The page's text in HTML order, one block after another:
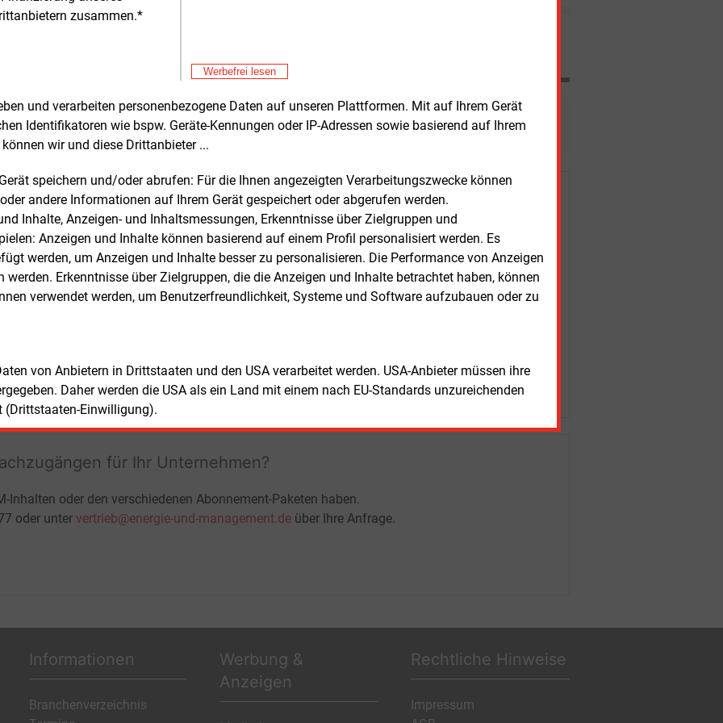
zusammen.*
Werbefrei lesen
und verarbeiten personenbezogene Daten auf unseren Plattformen. Mit auf Ihrem Gerät
Identifikatoren wie bspw. Geräte-Kennungen oder IP-Adressen sowie basierend auf Ihrem
wir und diese Drittanbieter ...
speichern und/oder abrufen: Für die Ihnen angezeigten Verarbeitungszwecke können
andere Informationen auf Ihrem Gerät gespeichert oder abgerufen werden.
Inhalte, Anzeigen- und Inhaltsmessungen, Erkenntnisse über Zielgruppen und
Anzeigen und Inhalte können basierend auf einem Profil personalisiert werden. Es
werden, um Anzeigen und Inhalte besser zu personalisieren. Die Performance von Anzeigen
werden. Erkenntnisse über Zielgruppen, die die Anzeigen und Inhalte betrachtet haben, können
verwendet werden, um Benutzerfreundlichkeit, Systeme und Software aufzubauen oder zu
von Anbietern in Drittstaaten und den USA verarbeitet werden. USA-Anbieter müssen ihre
Daher werden die USA als ein Land mit einem nach EU-Standards unzureichenden
(Drittstaaten-Einwilligung).
und weitere Nachrichten lesen?
SieE&M
kostenlos
unverbindlich
Zwei Wochen kostenfreier Zugang
Zugang auf stündlich aktualisierte
Nachrichten mit Prognose- und
ohne automatische Verlängerung
JETZT KOSTENLOS TESTEN
Login für Kunden
LOGIN
für Ihr Unternehmen?
Inhalten oder den verschiedenen Abonnement-Paketen haben.
oder unter vertrieb@energie-und-management.de über Ihre Anfrage.
Informationen
Branchenverzeichnis
Werbung &
Anzeigen
Rechtliche Hinweise
Impressum